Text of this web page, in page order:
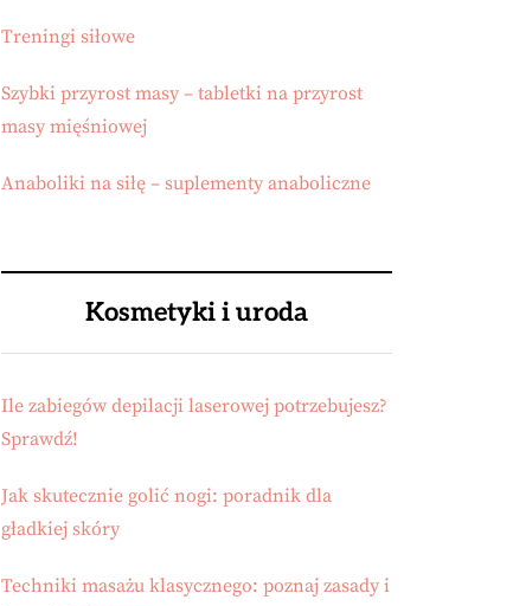
Treningi siłowe
Szybki przyrost masy – tabletki na przyrost
masy mięśniowej
Anaboliki na siłę – suplementy anaboliczne
Kosmetyki i uroda
Ile zabiegów depilacji laserowej potrzebujesz?
Sprawdź!
Jak skutecznie golić nogi: poradnik dla
gładkiej skóry
Techniki masażu klasycznego: poznaj zasady i